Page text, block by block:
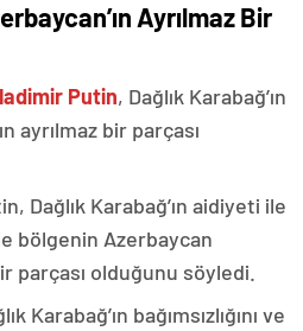
Ayrılmaz Bir
Putin, Dağlık Karabağ’ın
ayrılmaz bir parçası
Dağlık Karabağ’ın aidiyeti ile
bölgenin Azerbaycan
parçası olduğunu söyledi.
Karabağ’ın bağımsızlığını ve